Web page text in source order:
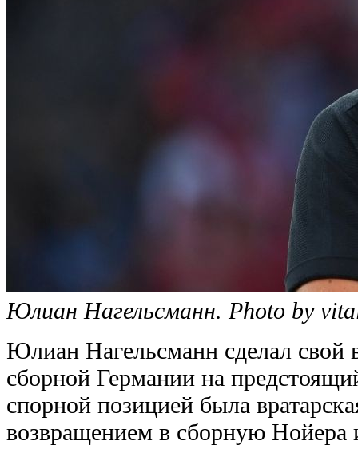
Юлиан Нагельсманн. Photo by
Юлиан Нагельсманн сделал свой
сборной Германии на
спорной позицией была
возвращением в сборную Нойера